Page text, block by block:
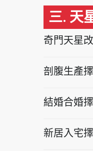
三. 天
奇門天星
剖腹生產
結婚合婚
新居入宅